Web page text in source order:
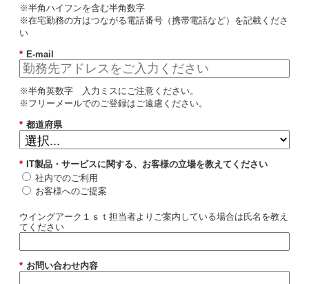
※半角ハイフンを含む半角数字
※在宅勤務の方はつながる電話番号（携帯電話など）を記載くださ
い
* E-mail
※半角英数字 入力ミスにご注意ください。
※フリーメールでのご登録はご遠慮ください。
* 都道府県
* IT製品・サービスに関する、お客様の立場を教えてください
社内でのご利用
お客様へのご提案
ウイングアーク１ｓｔ担当者よりご案内している場合は氏名を教え
てください
* お問い合わせ内容